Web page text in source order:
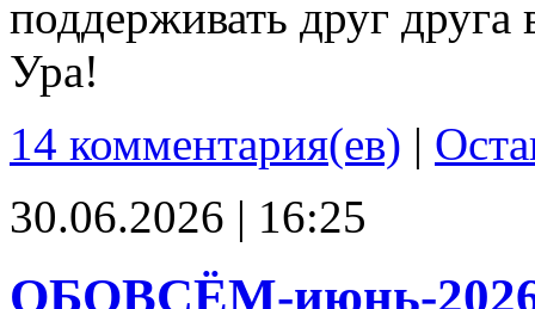
поддерживать друг
Ура!
14 комментария(ев) |
30.06.2026 | 16:25
ОБОВСЁМ-июнь-